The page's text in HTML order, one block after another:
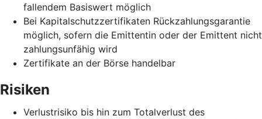
fallendem Basiswert möglich
Bei Kapitalschutzzertifikaten Rückzahlungsgarantie
möglich, sofern die Emittentin oder der Emittent nicht
zahlungsunfähig wird
Zertifikate an der Börse handelbar
Risiken
Verlustrisiko bis hin zum Totalverlust des